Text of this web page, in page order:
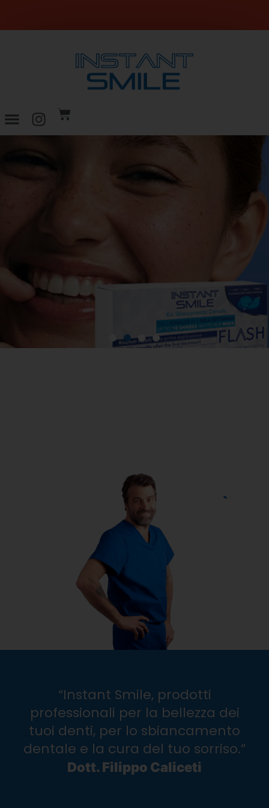
VUOI UN SORRISO PIÙ
BIANCO E LUMINOSO?
Kit sbiancamento dentale
CLICCA QUI
“Instant Smile, prodotti
professionali per la bellezza dei
tuoi denti, per lo sbiancamento
dentale e la cura del tuo sorriso.”
Dott. Filippo Caliceti